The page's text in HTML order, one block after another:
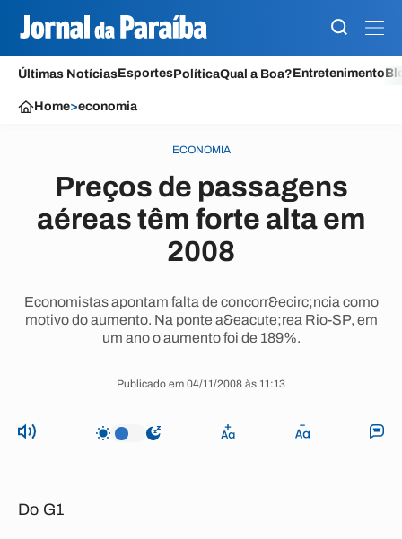
Últimas NotíciasEsportesPolíticaQual a Boa?Entretenimento
Home>economia
ECONOMIA
Preços de passagens
aéreas têm forte alta em
2008
Economistas apontam falta de concorr&ecirc;ncia como
motivo do aumento. Na ponte a&eacute;rea Rio-SP, em
um ano o aumento foi de 189%.
Publicado em 04/11/2008 às 11:13
Do G1